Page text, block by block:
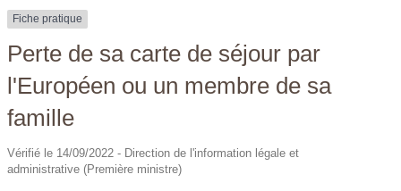
Fiche pratique
Perte de sa carte de séjour par
l'Européen ou un membre de sa
famille
Vérifié le 14/09/2022 - Direction de l'information légale et
administrative (Première ministre)